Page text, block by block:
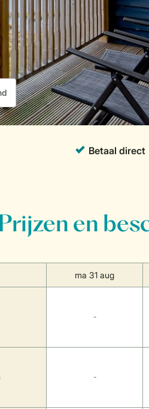
Prijzen en
ma 31 aug
-
-